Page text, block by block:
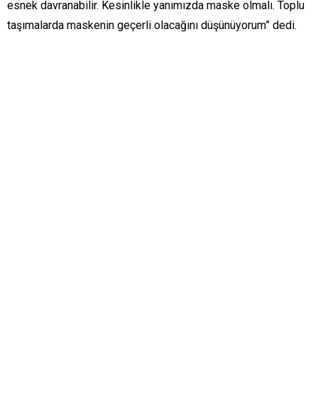
esnek davranabilir. Kesinlikle yanımızda maske olmalı. Toplu
taşımalarda maskenin geçerli olacağını düşünüyorum” dedi.